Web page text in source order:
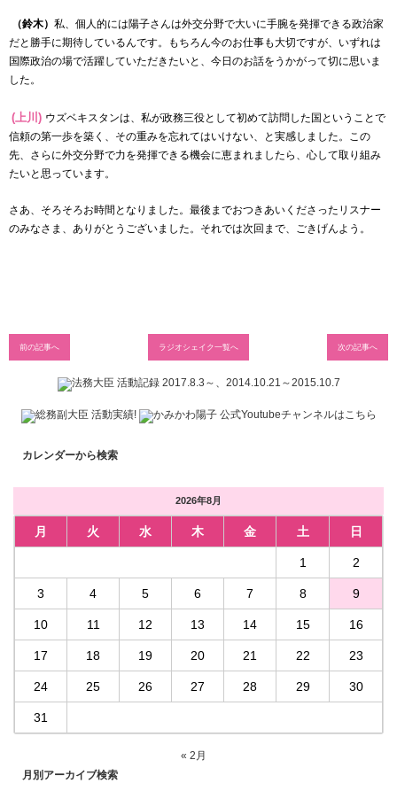
（鈴木） 私、個人的には陽子さんは外交分野で大いに手腕を発揮できる政治家
だと勝手に期待しているんです。もちろん今のお仕事も大切ですが、いずれは
国際政治の場で活躍していただきたいと、今日のお話をうかがって切に思いま
した。
(上川) ウズベキスタンは、私が政務三役として初めて訪問した国ということで
信頼の第一歩を築く、その重みを忘れてはいけない、と実感しました。この
先、さらに外交分野で力を発揮できる機会に恵まれましたら、心して取り組み
たいと思っています。
さあ、 そろそろお時間となりました。最後までおつきあいくださったリスナー
のみなさま、ありがとうございました。それでは次回まで、ごきげんよう。
前の記事へ ラジオシェイク一覧へ 次の記事へ
カレンダーから検索
2026年8月
月 火 水 木 金 土 日
1 2
3 4 5 6 7 8 9
10 11 12 13 14 15 16
17 18 19 20 21 22 23
24 25 26 27 28 29 30
31
« 2月
月別アーカイブ検索